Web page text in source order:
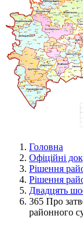
Головна
Офіційні
Рішення
Рішення
Двадцять
365 Про
районного